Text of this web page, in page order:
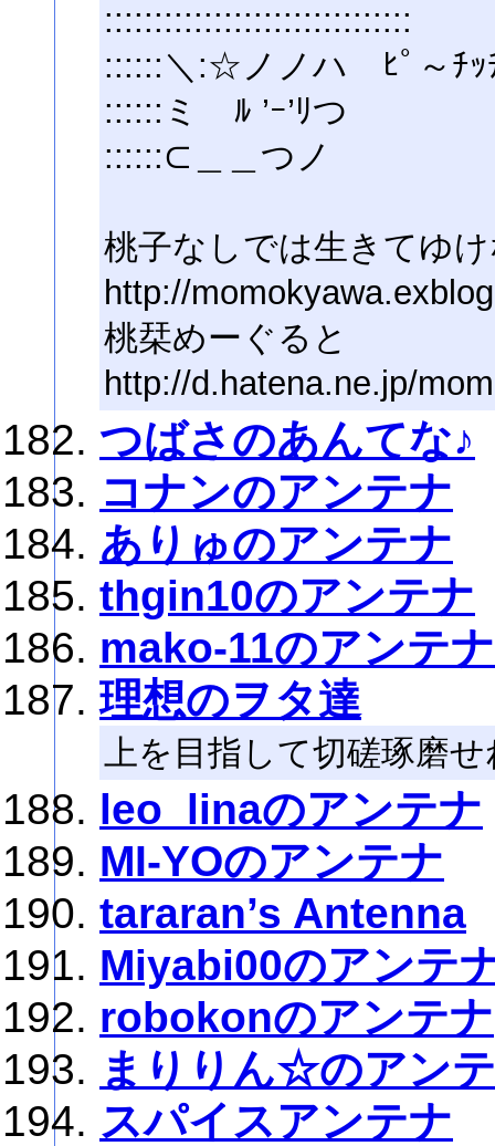
:::::::::::::::::::::::::::::::
::::::＼:☆ノノハ ﾋﾟ～ﾁｯ
::::::ミゝﾙ ’ｰ’ﾘつ
::::::⊂＿＿つノ
桃子なしでは生きてゆ
http://
桃栞めーぐると
http://d.hatena.ne.jp/
つばさのあんてな♪
コナンのアンテナ
ありゅのアンテナ
thgin10のアンテナ
mako-11のアンテナ
理想のヲタ達
上を目指して切磋琢磨
leo_linaのアンテナ
MI-YOのアンテナ
tararan’s Antenna
Miyabi00のアンテ
robokonのアンテナ
まりりん☆のアン
スパイスアンテナ